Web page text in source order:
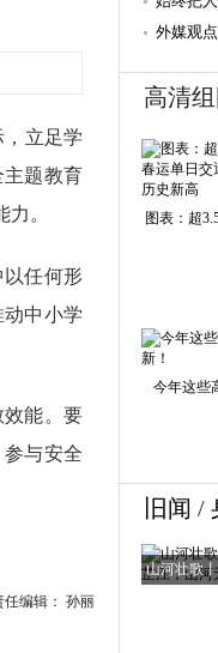
立足学
题教育
力。
以任何形
中小学
效能。要
与安全
任编辑： 孙丽
湖于民”
外媒观
高清组
图表：超
今年这些
旧闻 /
山河壮歌